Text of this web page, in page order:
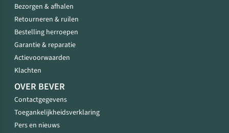
Bezorgen & afhalen
Retourneren & ruilen
Bestelling herroepen
Garantie & reparatie
Actievoorwaarden
Klachten
OVER BEVER
Contactgegevens
Toegankelijkheidsverklaring
Pers en nieuws